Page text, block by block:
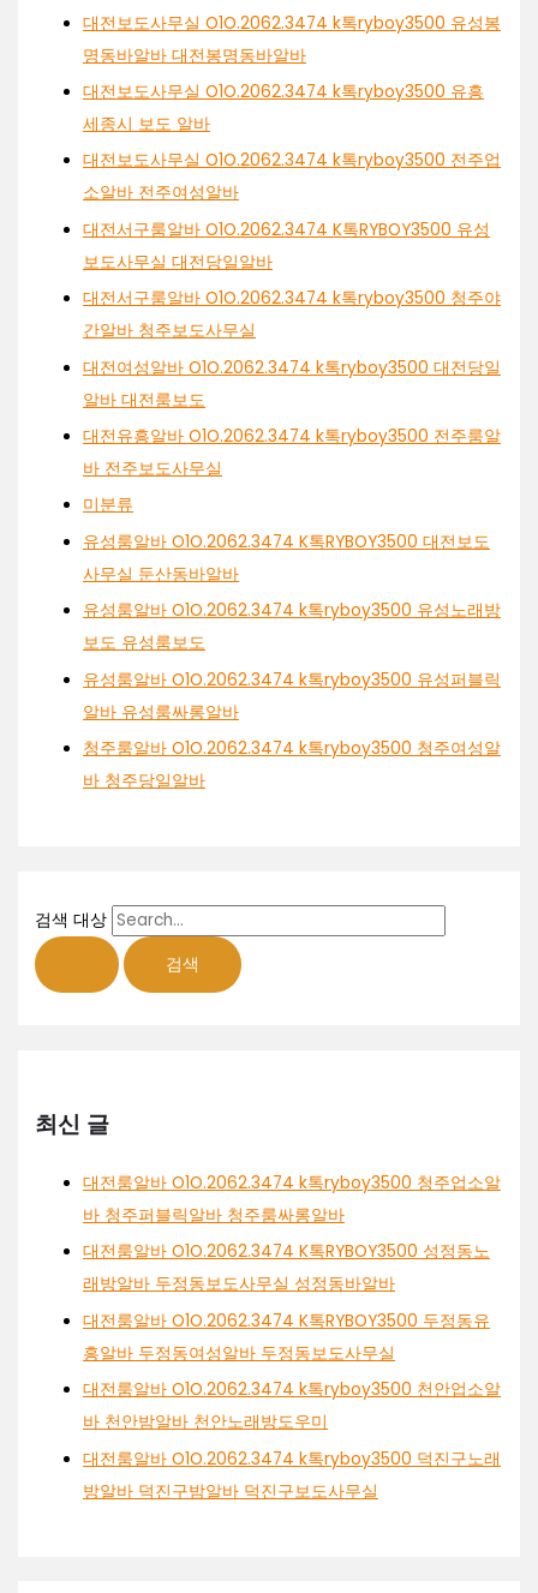
대전보도사무실 O1O.2062.3474 k톡ryboy3500 유성봉
명동바알바 대전봉명동바알바
대전보도사무실 O1O.2062.3474 k톡ryboy3500 유흥
세종시 보도 알바
대전보도사무실 O1O.2062.3474 k톡ryboy3500 전주업
소알바 전주여성알바
대전서구룸알바 O1O.2062.3474 K톡RYBOY3500 유성
보도사무실 대전당일알바
대전서구룸알바 O1O.2062.3474 k톡ryboy3500 청주야
간알바 청주보도사무실
대전여성알바 O1O.2062.3474 k톡ryboy3500 대전당일
알바 대전룸보도
대전유흥알바 O1O.2062.3474 k톡ryboy3500 전주룸알
바 전주보도사무실
미분류
유성룸알바 O1O.2062.3474 K톡RYBOY3500 대전보도
사무실 둔산동바알바
유성룸알바 O1O.2062.3474 k톡ryboy3500 유성노래방
보도 유성룸보도
유성룸알바 O1O.2062.3474 k톡ryboy3500 유성퍼블릭
알바 유성룸싸롱알바
청주룸알바 O1O.2062.3474 k톡ryboy3500 청주여성알
바 청주당일알바
검색 대상
최신 글
대전룸알바 O1O.2062.3474 k톡ryboy3500 청주업소알
바 청주퍼블릭알바 청주룸싸롱알바
대전룸알바 O1O.2062.3474 K톡RYBOY3500 성정동노
래방알바 두정동보도사무실 성정동바알바
대전룸알바 O1O.2062.3474 K톡RYBOY3500 두정동유
흥알바 두정동여성알바 두정동보도사무실
대전룸알바 O1O.2062.3474 k톡ryboy3500 천안업소알
바 천안밤알바 천안노래방도우미
대전룸알바 O1O.2062.3474 k톡ryboy3500 덕진구노래
방알바 덕진구밤알바 덕진구보도사무실